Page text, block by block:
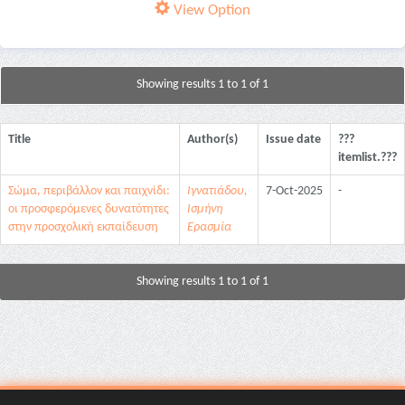
View Option
Showing results 1 to 1 of 1
Title Author(s) Issue date
???
itemlist.???
Σώμα, περιβάλλον και παιχνίδι:
οι προσφερόμενες δυνατότητες
στην προσχολική εκπαίδευση
Ιγνατιάδου,
Ισμήνη
Ερασμία
7-Oct-2025 -
Showing results 1 to 1 of 1